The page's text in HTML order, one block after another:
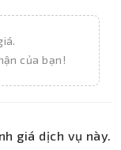
của bạn!
giá dịch vụ này.